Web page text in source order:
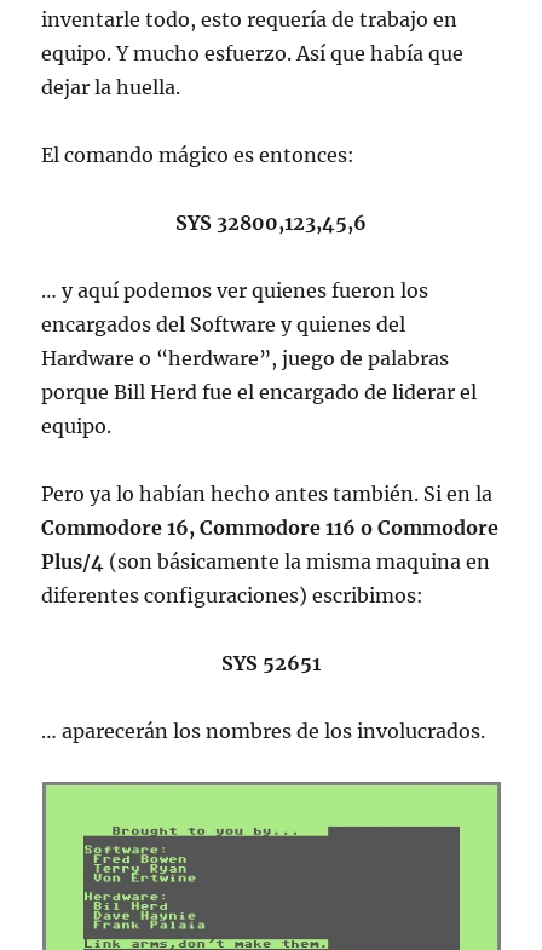
inventarle todo, esto requería de trabajo en
equipo. Y mucho esfuerzo. Así que había que
dejar la huella.
El comando mágico es entonces:
SYS 32800,123,45,6
… y aquí podemos ver quienes fueron los
encargados del Software y quienes del
Hardware o “herdware”, juego de palabras
porque Bill Herd fue el encargado de liderar el
equipo.
Pero ya lo habían hecho antes también. Si en la
Commodore 16, Commodore 116 o Commodore
Plus/4 (son básicamente la misma maquina en
diferentes configuraciones) escribimos:
SYS 52651
… aparecerán los nombres de los involucrados.